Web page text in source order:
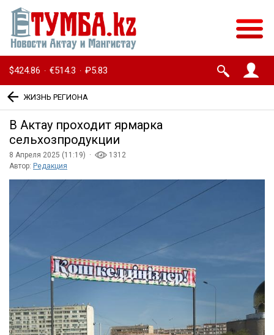
$424.86 · €514.3 · ₽5.83
ЖИЗНЬ РЕГИОНА
В Актау проходит ярмарка
сельхозпродукции
8 Апреля 2025 (11:19) ·
1312
Автор: Редакция